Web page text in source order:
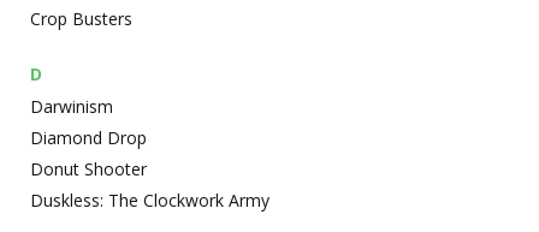
Crop Busters
D
Darwinism
Diamond Drop
Donut Shooter
Duskless: The Clockwork Army